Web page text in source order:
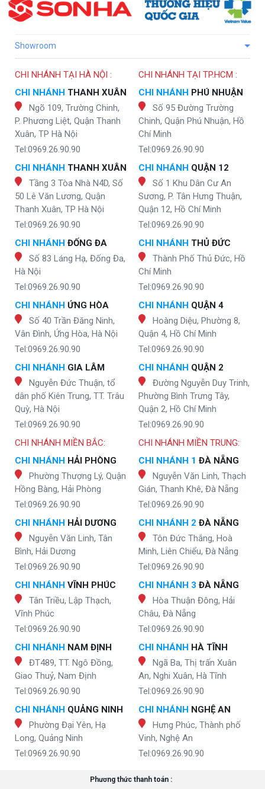
Showroom
CHI NHÁNH TẠI HÀ NỘI :
CHI NHÁNH THANH XUÂN
Ngõ 109, Trường Chinh,
P. Phương Liệt, Quận Thanh
Xuân, TP Hà Nội
Tel:0969.26.90.90
CHI NHÁNH THANH XUÂN
Tầng 3 Tòa Nhà N4D, Số
50 Lê Văn Lương, Quận
Thanh Xuân, TP Hà Nội
Tel:0969.26.90.90
CHI NHÁNH ĐỐNG ĐA
Số 83 Láng Hạ, Đống Đa,
Hà Nội
Tel:0969.26.90.90
CHI NHÁNH ỨNG HÒA
Số 40 Trần Đăng Ninh,
Vân Đình, Ứng Hòa, Hà Nội
Tel:0969.26.90.90
CHI NHÁNH GIA LÂM
Nguyễn Đức Thuận, tổ
dân phố Kiên Trung, TT. Trâu
Quỳ, Hà Nội
Tel:0969.26.90.90
CHI NHÁNH TẠI TP.HCM :
CHI NHÁNH PHÚ NHUẬN
Số 95 Đường Trường
Chinh, Quận Phú Nhuận, Hồ
Chí Minh
Tel:0969.26.90.90
CHI NHÁNH QUẬN 12
Số 1 Khu Dân Cư An
Sương, P. Tân Hưng Thuận,
Quận 12, Hồ Chí Minh
Tel:0969.26.90.90
CHI NHÁNH THỦ ĐỨC
Thành Phố Thủ Đức, Hồ
Chí Minh
Tel:0969.26.90.90
CHI NHÁNH QUẬN 4
Hoàng Diệu, Phường 8,
Quận 4, Hồ Chí Minh
Tel:0969.26.90.90
CHI NHÁNH QUẬN 2
Đường Nguyễn Duy Trinh,
Phường Bình Trưng Tây,
Quận 2, Hồ Chí Minh
Tel:0969.26.90.90
CHI NHÁNH MIỀN BẮC:
CHI NHÁNH HẢI PHÒNG
Phường Thượng Lý, Quận
Hồng Bàng, Hải Phòng
Tel:0969.26.90.90
CHI NHÁNH HẢI DƯƠNG
Nguyễn Văn Linh, Tân
Bình, Hải Dương
Tel:0969.26.90.90
CHI NHÁNH VĨNH PHÚC
Tân Triều, Lập Thạch,
Vĩnh Phúc
Tel:0969.26.90.90
CHI NHÁNH NAM ĐỊNH
ĐT489, TT. Ngô Đồng,
Giao Thuỷ, Nam Định
Tel:0969.26.90.90
CHI NHÁNH QUẢNG NINH
Phường Đại Yên, Hạ
Long, Quảng Ninh
Tel:0969.26.90.90
CHI NHÁNH MIỀN TRUNG:
CHI NHÁNH 1 ĐÀ NẴNG
Nguyễn Văn Linh, Thạch
Gián, Thanh Khê, Đà Nẵng
Tel:0969.26.90.90
CHI NHÁNH 2 ĐÀ NẴNG
Tôn Đức Thắng, Hoà
Minh, Liên Chiểu, Đà Nẵng
Tel:0969.26.90.90
CHI NHÁNH 3 ĐÀ NẴNG
Hòa Thuận Đông, Hải
Châu, Đà Nẵng
Tel:0969.26.90.90
CHI NHÁNH HÀ TĨNH
Ngã Ba, Thị trấn Xuân
An, Nghi Xuân, Hà Tĩnh
Tel:0969.26.90.90
CHI NHÁNH NGHỆ AN
Hưng Phúc, Thành phố
Vinh, Nghệ An
Tel:0969.26.90.90
Phương thức thanh toán :